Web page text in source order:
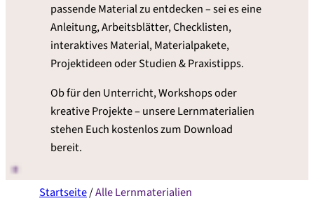
passende Material zu entdecken – sei es eine
Anleitung, Arbeitsblätter, Checklisten,
interaktives Material, Materialpakete,
Projektideen oder Studien & Praxistipps.
Ob für den Unterricht, Workshops oder
kreative Projekte – unsere Lernmaterialien
stehen Euch kostenlos zum Download
bereit.
Startseite/Alle Lernmaterialien